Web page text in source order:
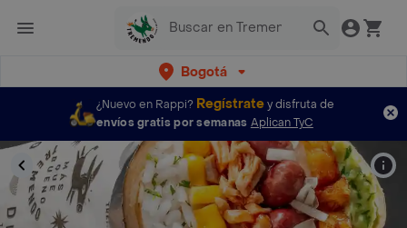
Bogotá
¿Nuevo en Rappi? Regístratey disfruta de
envíos gratis por semanas Aplican TyC